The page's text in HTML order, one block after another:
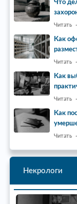
Что
Читать
Как
Читать
Как
Читать
Как
Читать
Некрологи